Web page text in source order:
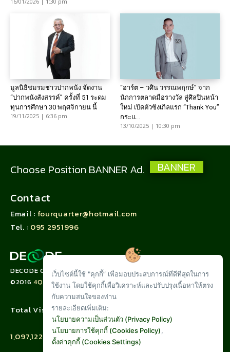
มูลนิธิชมรมชาวปากพนัง จัดงาน
“ปากพนังสังสรรค์” ครั้งที่ 51 ระดม
ทุนการศึกษา 30 พฤศจิกายน นี้
19/11/2025 | 6:36 pm
“อาร์ต – วศิน วรรณพฤกษ์” จาก
นักการตลาดมือรางวัล สู่ศิลปินหน้า
ใหม่ เปิดตัวซิงเกิลแรก “Thank You”
กระแ...
13/10/2025 | 10:30 pm
Choose Position BANNER Ad. BANNER
Contact
Email : fourquarter@hotmail.com
Tel. : 095 2951996
DECODE CORPORATION LIMITED
©20164QUARTER.CO
Total Visit :
1,097,122
เว็บไซต์นี้ใช้ "คุกกี้” เพื่อมอบประสบการณ์ที่ดีที่สุดในการ
ใช้งาน โดยใช้คุกกี้เพื่อวิเคราะห์และปรับปรุงเนื้อหาให้ตรง
กับความสนใจของท่าน
รายละเอียดเพิ่มเติม:
นโยบายความเป็นส่วนตัว (Privacy Policy)
นโยบายการใช้คุกกี้ (Cookies Policy),
ตั้งค่าคุกกี้ (Cookies Settings)